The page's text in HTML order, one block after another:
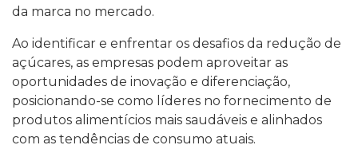
da marca no mercado.
Ao identificar e enfrentar os desafios da redução de
açúcares, as empresas podem aproveitar as
oportunidades de inovação e diferenciação,
posicionando-se como líderes no fornecimento de
produtos alimentícios mais saudáveis e alinhados
com as tendências de consumo atuais.